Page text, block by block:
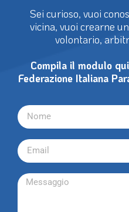
Sei curioso, vuoi
vicina, vuoi crearne
volontario,
Compila il modulo
Federazione Italiana